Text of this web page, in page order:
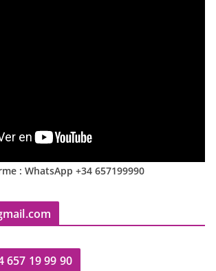
: WhatsApp +34 657199990
657 19 99 90